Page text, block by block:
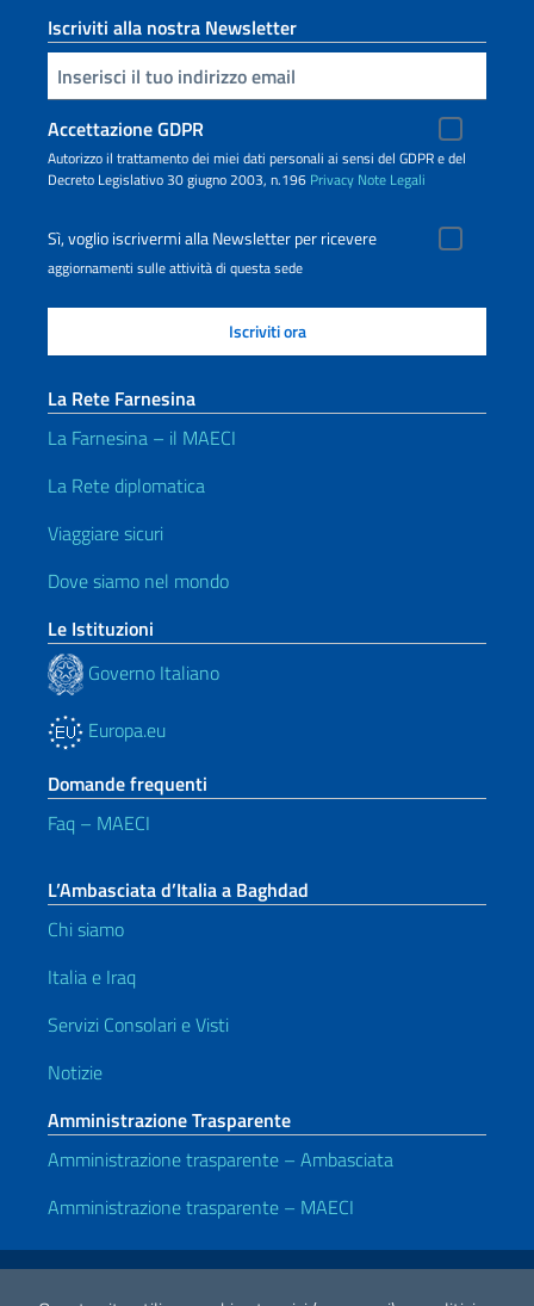
Iscriviti alla nostra Newsletter
Inserisci la tua email
Accettazione GDPR
Autorizzo il trattamento dei miei dati personali ai sensi del GDPR e del
Decreto Legislativo 30 giugno 2003, n.196 Privacy Note Legali
Sì, voglio iscrivermi alla Newsletter per ricevere
aggiornamenti sulle attività di questa sede
La Rete Farnesina
La Farnesina – il MAECI
La Rete diplomatica
Viaggiare sicuri
Dove siamo nel mondo
Le Istituzioni
Governo Italiano
Europa.eu
Domande frequenti
Faq – MAECI
L’Ambasciata d’Italia a Baghdad
Chi siamo
Italia e Iraq
Servizi Consolari e Visti
Notizie
Amministrazione Trasparente
Amministrazione trasparente – Ambasciata
Amministrazione trasparente – MAECI
Link Utili